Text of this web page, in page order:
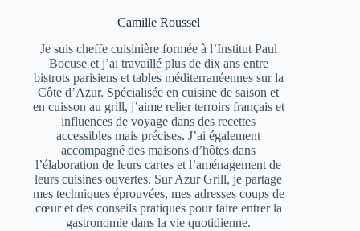
Camille Roussel
Je suis cheffe cuisinière formée à l’Institut Paul
Bocuse et j’ai travaillé plus de dix ans entre
bistrots parisiens et tables méditerranéennes sur la
Côte d’Azur. Spécialisée en cuisine de saison et
en cuisson au grill, j’aime relier terroirs français et
influences de voyage dans des recettes
accessibles mais précises. J’ai également
accompagné des maisons d’hôtes dans
l’élaboration de leurs cartes et l’aménagement de
leurs cuisines ouvertes. Sur Azur Grill, je partage
mes techniques éprouvées, mes adresses coups de
cœur et des conseils pratiques pour faire entrer la
gastronomie dans la vie quotidienne.